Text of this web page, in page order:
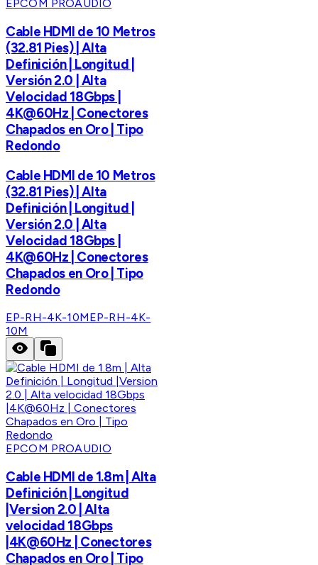
EPCOM PROAUDIO
Cable HDMI de 10 Metros
(32.81 Pies) | Alta
Definición | Longitud |
Versión 2.0 | Alta
Velocidad 18Gbps |
4K@60Hz | Conectores
Chapados en Oro | Tipo
Redondo
Cable HDMI de 10 Metros
(32.81 Pies) | Alta
Definición | Longitud |
Versión 2.0 | Alta
Velocidad 18Gbps |
4K@60Hz | Conectores
Chapados en Oro | Tipo
Redondo
EP-RH-4K-10MEP-RH-4K-
10M
EPCOM PROAUDIO
Cable HDMI de 1.8m | Alta
Definición | Longitud
|Version 2.0 | Alta
velocidad 18Gbps
|4K@60Hz | Conectores
Chapados en Oro | Tipo